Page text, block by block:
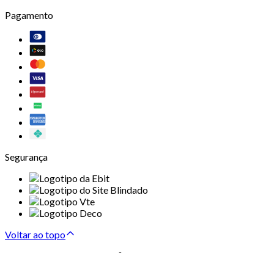
Pagamento
Segurança
Voltar ao topo